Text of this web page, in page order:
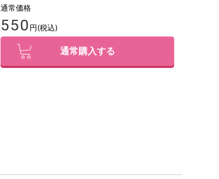
通常価格
550 円(税込)
通常購入する